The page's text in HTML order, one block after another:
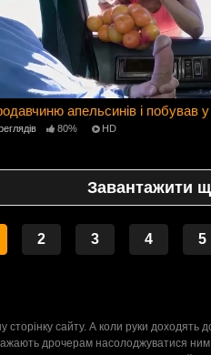
апельсинів і побував у
80% HD
Завантажити
2 3 4 5
сайту. А коли руки
дрочерам насолоджуватися